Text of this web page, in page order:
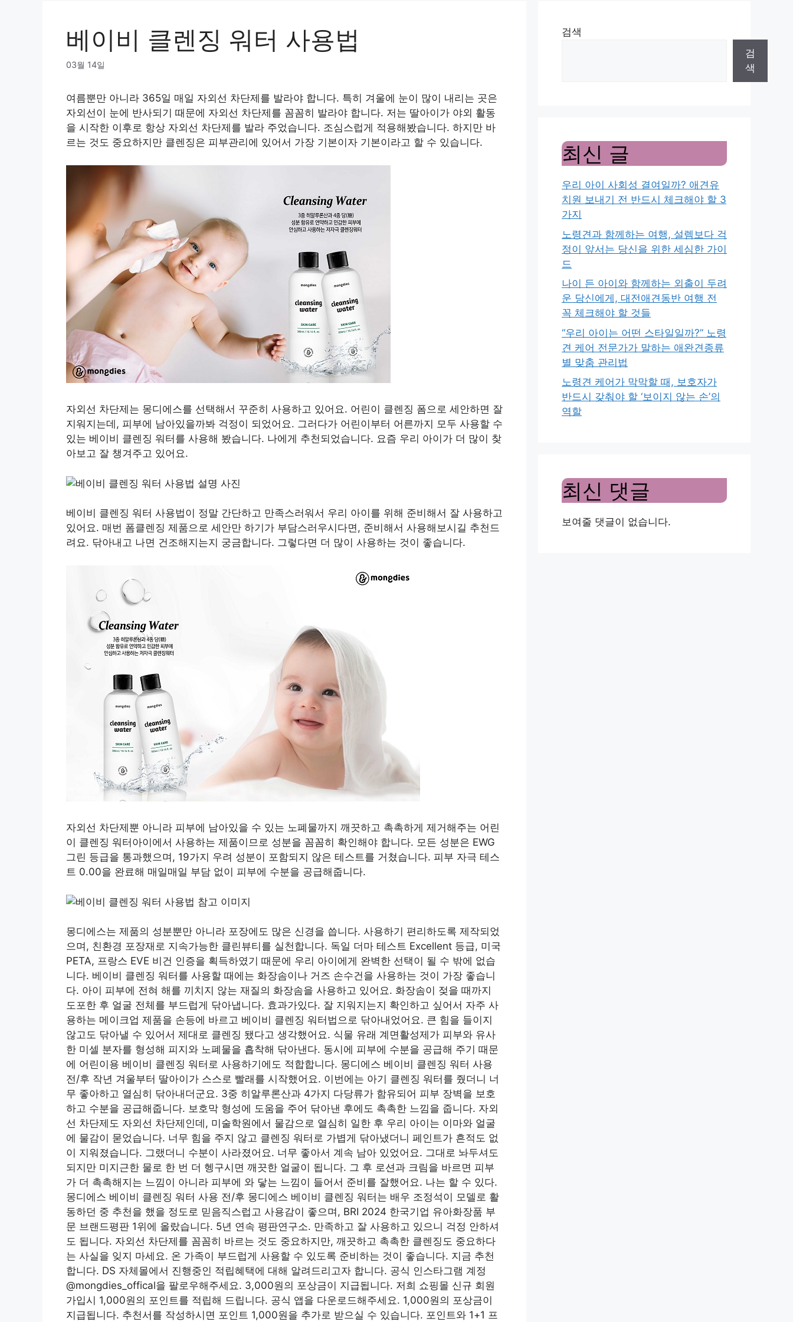
베이비 클렌징 워터 사용법
03월 14일
여름뿐만 아니라 365일 매일 자외선 차단제를 발라야 합니다. 특히 겨울에 눈이 많이 내리는 곳은
자외선이 눈에 반사되기 때문에 자외선 차단제를 꼼꼼히 발라야 합니다. 저는 딸아이가 야외 활동
을 시작한 이후로 항상 자외선 차단제를 발라 주었습니다. 조심스럽게 적용해봤습니다. 하지만 바
르는 것도 중요하지만 클렌징은 피부관리에 있어서 가장 기본이자 기본이라고 할 수 있습니다.
자외선 차단제는 몽디에스를 선택해서 꾸준히 사용하고 있어요. 어린이 클렌징 폼으로 세안하면 잘
지워지는데, 피부에 남아있을까봐 걱정이 되었어요. 그러다가 어린이부터 어른까지 모두 사용할 수
있는 베이비 클렌징 워터를 사용해 봤습니다. 나에게 추천되었습니다. 요즘 우리 아이가 더 많이 찾
아보고 잘 챙겨주고 있어요.
베이비 클렌징 워터 사용법이 정말 간단하고 만족스러워서 우리 아이를 위해 준비해서 잘 사용하고
있어요. 매번 폼클렌징 제품으로 세안만 하기가 부담스러우시다면, 준비해서 사용해보시길 추천드
려요. 닦아내고 나면 건조해지는지 궁금합니다. 그렇다면 더 많이 사용하는 것이 좋습니다.
자외선 차단제뿐 아니라 피부에 남아있을 수 있는 노폐물까지 깨끗하고 촉촉하게 제거해주는 어린
이 클렌징 워터아이에서 사용하는 제품이므로 성분을 꼼꼼히 확인해야 합니다. 모든 성분은 EWG
그린 등급을 통과했으며, 19가지 우려 성분이 포함되지 않은 테스트를 거쳤습니다. 피부 자극 테스
트 0.00을 완료해 매일매일 부담 없이 피부에 수분을 공급해줍니다.
몽디에스는 제품의 성분뿐만 아니라 포장에도 많은 신경을 씁니다. 사용하기 편리하도록 제작되었
으며, 친환경 포장재로 지속가능한 클린뷰티를 실천합니다. 독일 더마 테스트 Excellent 등급, 미국
PETA, 프랑스 EVE 비건 인증을 획득하였기 때문에 우리 아이에게 완벽한 선택이 될 수 밖에 없습
니다. 베이비 클렌징 워터를 사용할 때에는 화장솜이나 거즈 손수건을 사용하는 것이 가장 좋습니
다. 아이 피부에 전혀 해를 끼치지 않는 재질의 화장솜을 사용하고 있어요. 화장솜이 젖을 때까지
도포한 후 얼굴 전체를 부드럽게 닦아냅니다. 효과가있다. 잘 지워지는지 확인하고 싶어서 자주 사
용하는 메이크업 제품을 손등에 바르고 베이비 클렌징 워터법으로 닦아내었어요. 큰 힘을 들이지
않고도 닦아낼 수 있어서 제대로 클렌징 됐다고 생각했어요. 식물 유래 계면활성제가 피부와 유사
한 미셀 분자를 형성해 피지와 노폐물을 흡착해 닦아낸다. 동시에 피부에 수분을 공급해 주기 때문
에 어린이용 베이비 클렌징 워터로 사용하기에도 적합합니다. 몽디에스 베이비 클렌징 워터 사용
전/후 작년 겨울부터 딸아이가 스스로 빨래를 시작했어요. 이번에는 아기 클렌징 워터를 줬더니 너
무 좋아하고 열심히 닦아내더군요. 3중 히알루론산과 4가지 다당류가 함유되어 피부 장벽을 보호
하고 수분을 공급해줍니다. 보호막 형성에 도움을 주어 닦아낸 후에도 촉촉한 느낌을 줍니다. 자외
선 차단제도 자외선 차단제인데, 미술학원에서 물감으로 열심히 일한 후 우리 아이는 이마와 얼굴
에 물감이 묻었습니다. 너무 힘을 주지 않고 클렌징 워터로 가볍게 닦아냈더니 페인트가 흔적도 없
이 지워졌습니다. 그랬더니 수분이 사라졌어요. 너무 좋아서 계속 남아 있었어요. 그대로 놔두셔도
되지만 미지근한 물로 한 번 더 헹구시면 깨끗한 얼굴이 됩니다. 그 후 로션과 크림을 바르면 피부
가 더 촉촉해지는 느낌이 아니라 피부에 와 닿는 느낌이 들어서 준비를 잘했어요. 나는 할 수 있다.
몽디에스 베이비 클렌징 워터 사용 전/후 몽디에스 베이비 클렌징 워터는 배우 조정석이 모델로 활
동하던 중 추천을 했을 정도로 믿음직스럽고 사용감이 좋으며, BRI 2024 한국기업 유아화장품 부
문 브랜드평판 1위에 올랐습니다. 5년 연속 평판연구소. 만족하고 잘 사용하고 있으니 걱정 안하셔
도 됩니다. 자외선 차단제를 꼼꼼히 바르는 것도 중요하지만, 깨끗하고 촉촉한 클렌징도 중요하다
는 사실을 잊지 마세요. 온 가족이 부드럽게 사용할 수 있도록 준비하는 것이 좋습니다. 지금 추천
합니다. DS 자체몰에서 진행중인 적립혜택에 대해 알려드리고자 합니다. 공식 인스타그램 계정
@mongdies_offical을 팔로우해주세요. 3,000원의 포상금이 지급됩니다. 저희 쇼핑몰 신규 회원
가입시 1,000원의 포인트를 적립해 드립니다. 공식 앱을 다운로드해주세요. 1,000원의 포상금이
지급됩니다. 추천서를 작성하시면 포인트 1,000원을 추가로 받으실 수 있습니다. 포인트와 1+1 프
검색
검
색
최신 글
우리 아이 사회성 결여일까? 애견유
치원 보내기 전 반드시 체크해야 할 3
가지
노령견과 함께하는 여행, 설렘보다 걱
정이 앞서는 당신을 위한 세심한 가이
드
나이 든 아이와 함께하는 외출이 두려
운 당신에게, 대전애견동반 여행 전
꼭 체크해야 할 것들
“우리 아이는 어떤 스타일일까?” 노령
견 케어 전문가가 말하는 애완견종류
별 맞춤 관리법
노령견 케어가 막막할 때, 보호자가
반드시 갖춰야 할 ‘보이지 않는 손’의
역할
최신 댓글
보여줄 댓글이 없습니다.